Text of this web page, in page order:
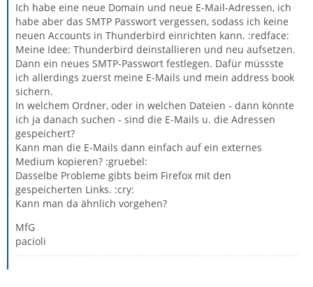
Ich habe eine neue Domain und neue E-Mail-Adressen, ich
habe aber das SMTP Passwort vergessen, sodass ich keine
neuen Accounts in Thunderbird einrichten kann. :redface:
Meine Idee: Thunderbird deinstallieren und neu aufsetzen.
Dann ein neues SMTP-Passwort festlegen. Dafür müssste
ich allerdings zuerst meine E-Mails und mein address book
sichern.
In welchem Ordner, oder in welchen Dateien - dann könnte
ich ja danach suchen - sind die E-Mails u. die Adressen
gespeichert?
Kann man die E-Mails dann einfach auf ein externes
Medium kopieren? :gruebel:
Dasselbe Probleme gibts beim Firefox mit den
gespeicherten Links. :cry:
Kann man da ähnlich vorgehen?
MfG
pacioli